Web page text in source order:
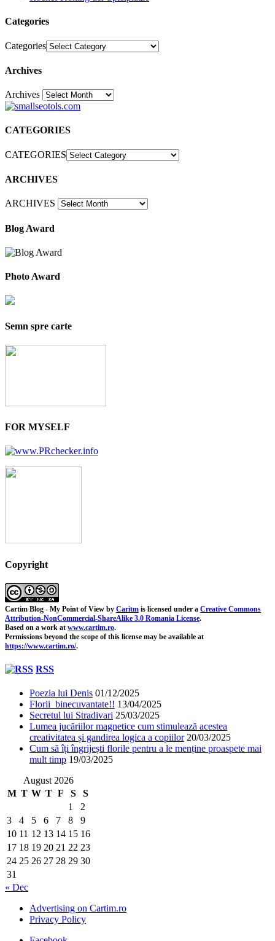
Categories
Categories
Archives
Archives30
CATEGORIES
CATEGORIES
ARCHIVES
ARCHIVES
Blog Award
Photo Award
Semn spre carte
FOR MYSELF
Copyright
Cartim Blog - My Point of View by Caritm is licensed under a Creative Commons
Attribution-NonCommercial-ShareAlike 3.0 Romania License.
Based on a work at www.cartim.ro.
Permissions beyond the scope of this license may be available at
https://www.cartim.ro/.
RSS
Poezia lui Denis 01/12/2025
Florii binecuvantate!! 13/04/2025
Secretul lui Stradivari 25/03/2025
Lumea jucăriilor magnetice cum stimulează acestea
creativitatea și gandirea logica a copiilor 20/03/2025
Cum să îți îngrijești florile pentru a le menține proaspete mai
mult timp 19/03/2025
August 2026
M T W T F S
S
1
2
3
4 5 6 7 8
9
10 11 12 13 14 15 16
17 18 19 20 21 22 23
24 25 26 27 28 29 30
31
« Dec
Advertising on Cartim.ro
Privacy Policy